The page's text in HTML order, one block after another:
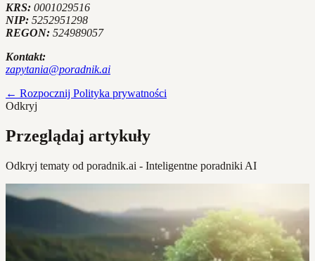
KRS: 0001029516
NIP: 5252951298
REGON: 524989057
Kontakt:
zapytania@poradnik.ai
← Rozpocznij Polityka prywatności
Odkryj
Przeglądaj artykuły
Odkryj tematy od poradnik.ai - Inteligentne poradniki AI